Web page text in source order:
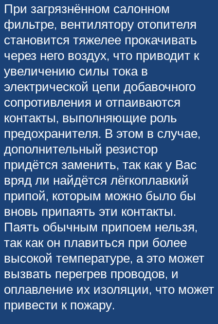
При загрязнённом салонном
фильтре, вентилятору отопителя
становится тяжелее прокачивать
через него воздух, что приводит к
увеличению силы тока в
электрической цепи добавочного
сопротивления и отпаиваются
контакты, выполняющие роль
предохранителя. В этом в случае,
дополнительный резистор
придётся заменить, так как у Вас
вряд ли найдётся лёгкоплавкий
припой, которым можно было бы
вновь припаять эти контакты.
Паять обычным припоем нельзя,
так как он плавиться при более
высокой температуре, а это может
вызвать перегрев проводов, и
оплавление их изоляции, что может
привести к пожару.